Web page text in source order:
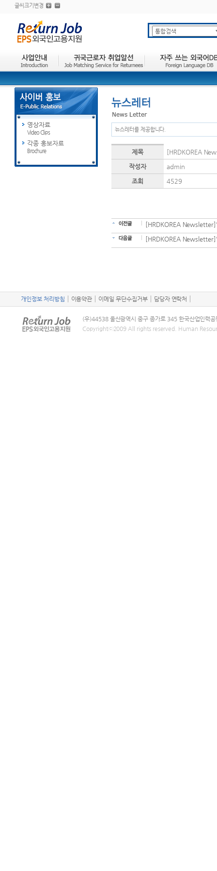
글씨크기변경
영상자료
Video Clips
각종 홍보자료
Brochure
뉴스레터를 제공합니다.
제목
[HRDKOREA
작성자
admin
조회
4529
[HRDKOREA Newsletter]
[HRDKOREA Newsletter]
개인정보 처리방침 이용약관 이메일 무단수집거부 담당자 연락처
(우)44538 울산광역시 중구 종가로 345 한국산업인력공
Copyrightⓒ2009 All rights reserved. Human